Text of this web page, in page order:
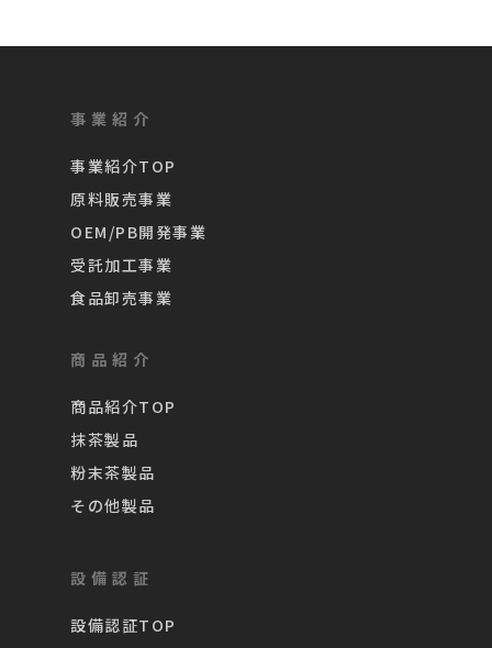
事業紹介
事業紹介TOP
原料販売事業
OEM/PB開発事業
受託加工事業
食品卸売事業
商品紹介
商品紹介TOP
抹茶製品
粉末茶製品
その他製品
設備認証
設備認証TOP